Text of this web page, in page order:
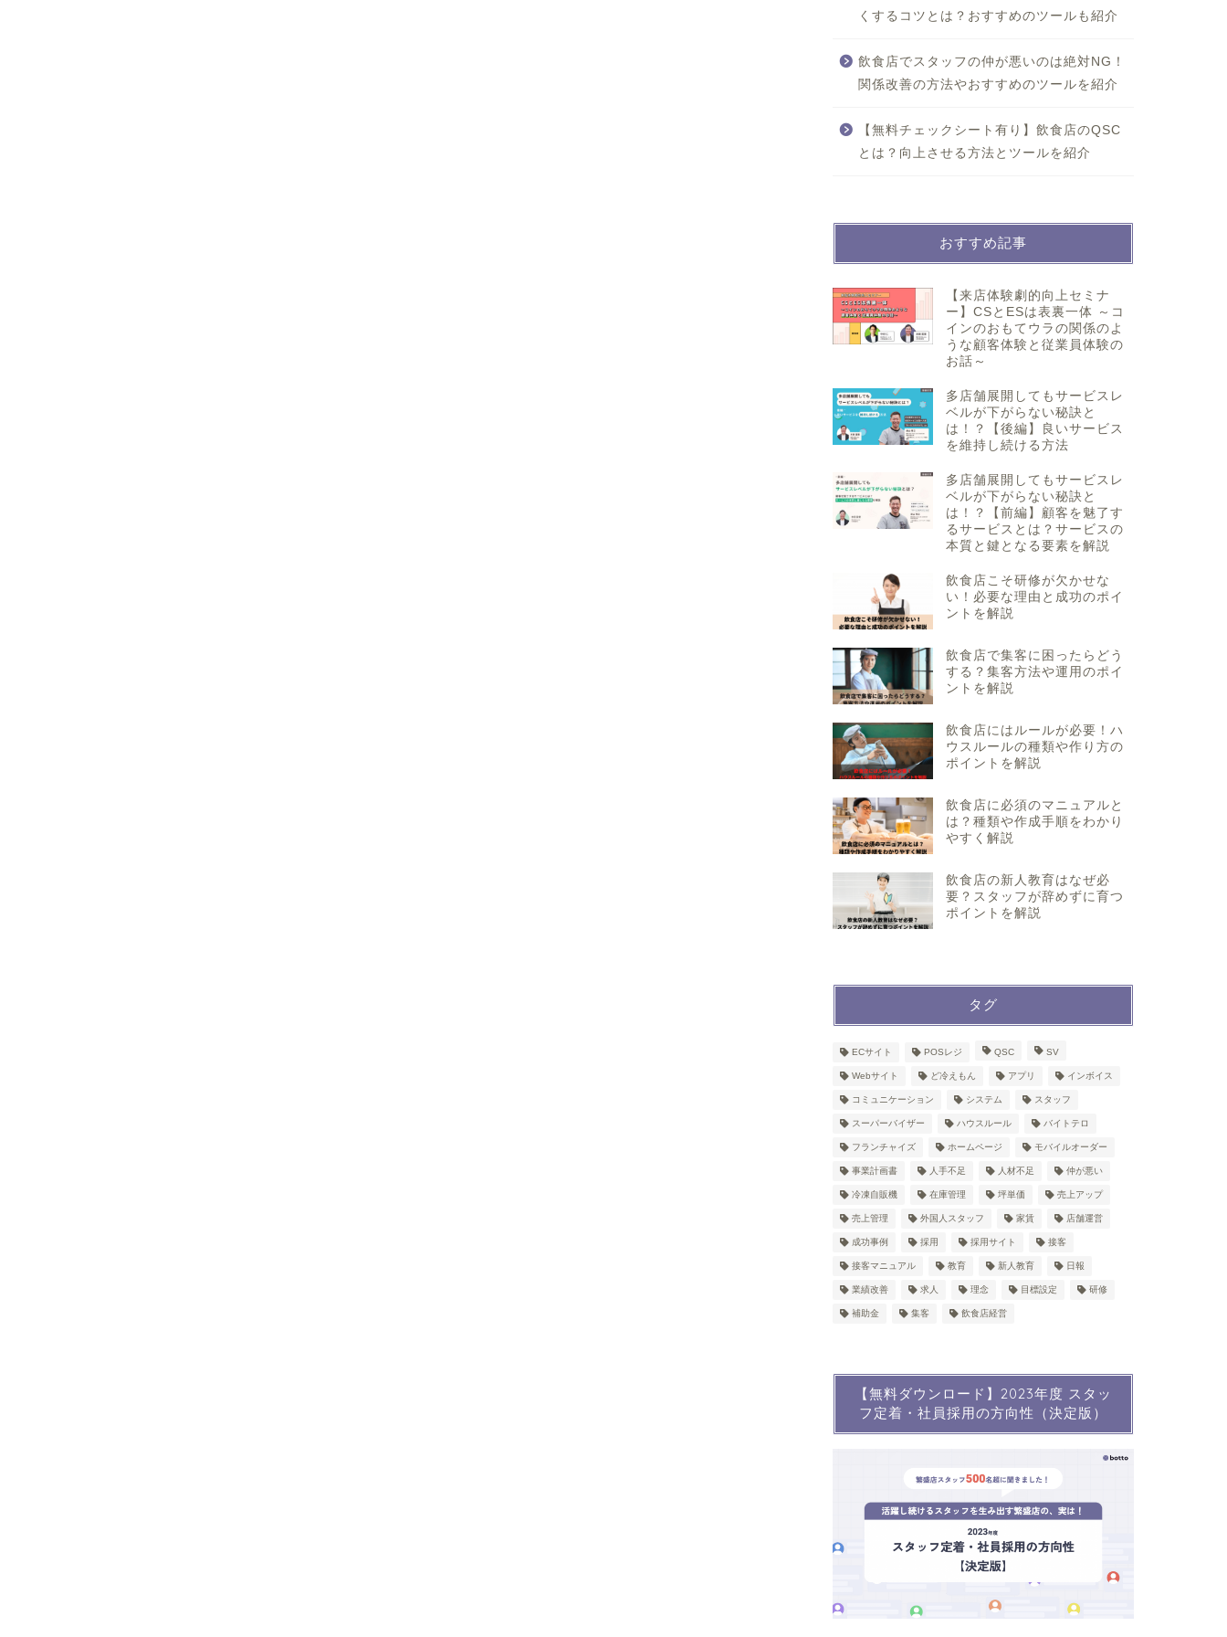
くするコツとは？おすすめのツールも紹介
飲食店でスタッフの仲が悪いのは絶対NG！
関係改善の方法やおすすめのツールを紹介
【無料チェックシート有り】飲食店のQSC
とは？向上させる方法とツールを紹介
おすすめ記事
【来店体験劇的向上セミナ
ー】CSとESは表裏一体 ～コ
インのおもてウラの関係のよ
うな顧客体験と従業員体験の
お話～
多店舗展開してもサービスレ
ベルが下がらない秘訣と
は！？【後編】良いサービス
を維持し続ける方法
多店舗展開してもサービスレ
ベルが下がらない秘訣と
は！？【前編】顧客を魅了す
るサービスとは？サービスの
本質と鍵となる要素を解説
飲食店こそ研修が欠かせな
い！必要な理由と成功のポイ
ントを解説
飲食店で集客に困ったらどう
する？集客方法や運用のポイ
ントを解説
飲食店にはルールが必要！ハ
ウスルールの種類や作り方の
ポイントを解説
飲食店に必須のマニュアルと
は？種類や作成手順をわかり
やすく解説
飲食店の新人教育はなぜ必
要？スタッフが辞めずに育つ
ポイントを解説
タグ
ECサイト POSレジ QSC SV
Webサイト ど冷えもん アプリ インボイス
コミュニケーション システム スタッフ
スーパーバイザー ハウスルール バイトテロ
フランチャイズ ホームページ モバイルオーダー
事業計画書 人手不足 人材不足 仲が悪い
冷凍自販機 在庫管理 坪単価 売上アップ
売上管理 外国人スタッフ 家賃 店舗運営
成功事例 採用 採用サイト 接客
接客マニュアル 教育 新人教育 日報
業績改善 求人 理念 目標設定 研修
補助金 集客 飲食店経営
【無料ダウンロード】2023年度 スタッ
フ定着・社員採用の方向性（決定版）